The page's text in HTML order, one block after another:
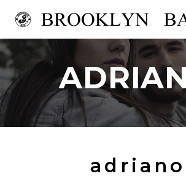
au
adriano